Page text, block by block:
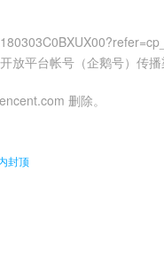
放平台帐号（企鹅号）传
删除。
封顶